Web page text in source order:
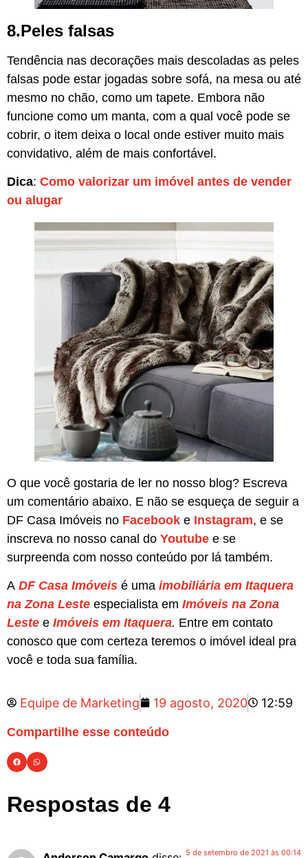
8.Peles falsas
Tendência nas decorações mais descoladas as peles
falsas pode estar jogadas sobre sofá, na mesa ou até
mesmo no chão, como um tapete. Embora não
funcione como um manta, com a qual você pode se
cobrir, o item deixa o local onde estiver muito mais
convidativo, além de mais confortável.
Dica: Como valorizar um imóvel antes de vender
ou alugar
O que você gostaria de ler no nosso blog? Escreva
um comentário abaixo. E não se esqueça de seguir a
DF Casa Imóveis no Facebook e Instagram, e se
inscreva no nosso canal do Youtube e se
surpreenda com nosso conteúdo por lá também.
A DF Casa Imóveis é uma imobiliária em Itaquera
na Zona Leste especialista em Imóveis na Zona
Leste e Imóveis em Itaquera. Entre em contato
conosco que com certeza teremos o imóvel ideal pra
você e toda sua família.
Equipe de Marketing 19 agosto, 2020 12:59
Compartilhe esse conteúdo
Respostas de 4
5 de setembro de 2021 às 00:14